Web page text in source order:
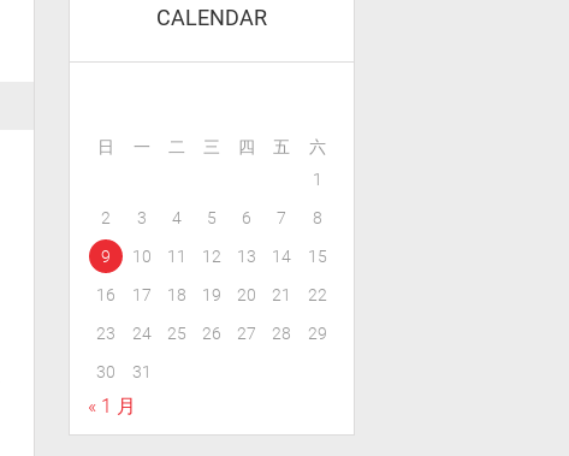
CALENDAR
日 一 二 三 四 五
六
1
2
3 4 5 6 7
8
9
10 11 12 13 14
15
16
17 18 19 20 21
22
23
24 25 26 27 28
29
30
31
« 1 月